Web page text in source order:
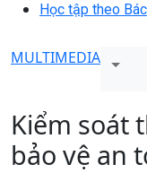
Học tập theo Bác
MULTIMEDIA
Kiểm soát
bảo vệ an